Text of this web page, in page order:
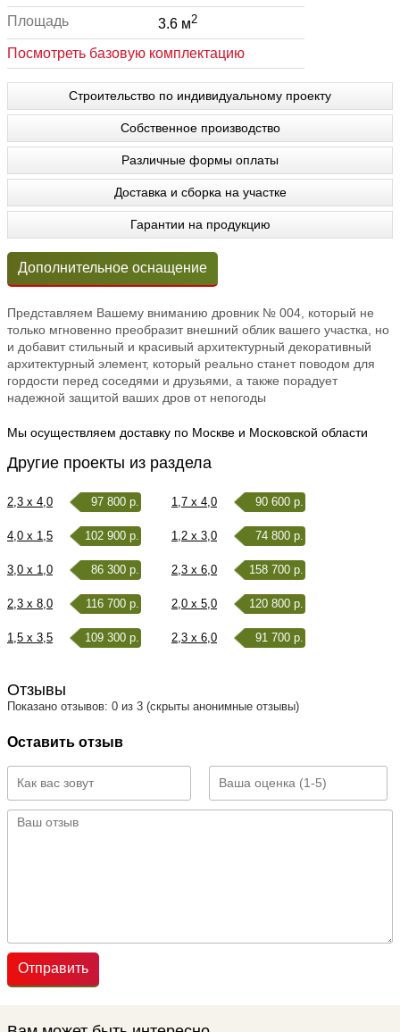
Площадь
3.6 м2
Посмотреть базовую комплектацию
Строительство по индивидуальному проекту
Собственное производство
Различные формы оплаты
Доставка и сборка на участке
Гарантии на продукцию
Дополнительное оснащение
Представляем Вашему вниманию дровник № 004, который не
только мгновенно преобразит внешний облик вашего участка, но
и добавит стильный и красивый архитектурный декоративный
архитектурный элемент, который реально станет поводом для
гордости перед соседями и друзьями, а также порадует
надежной защитой ваших дров от непогоды
Мы осуществляем доставку по Москве и Московской области
Другие проекты из раздела
2,3 x 4,0 97 800 р. 1,7 x 4,0 90 600 р.
4,0 x 1,5 102 900 р. 1,2 x 3,0 74 800 р.
3,0 x 1,0 86 300 р. 2,3 x 6,0 158 700 р.
2,3 x 8,0 116 700 р. 2,0 x 5,0 120 800 р.
1,5 x 3,5 109 300 р. 2,3 x 6,0 91 700 р.
Отзывы
Показано отзывов: 0 из 3 (скрыты анонимные отзывы)
Оставить отзыв
Отправить